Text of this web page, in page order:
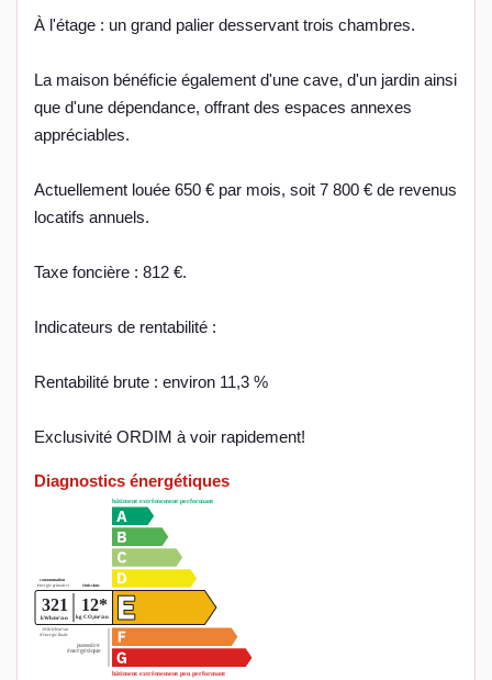
À l'étage : un grand palier desservant trois chambres.
La maison bénéficie également d'une cave, d'un jardin ainsi
que d'une dépendance, offrant des espaces annexes
appréciables.
Actuellement louée 650 € par mois, soit 7 800 € de revenus
locatifs annuels.
Taxe foncière : 812 €.
Indicateurs de rentabilité :
Rentabilité brute : environ 11,3 %
Exclusivité ORDIM à voir rapidement!
Diagnostics énergétiques